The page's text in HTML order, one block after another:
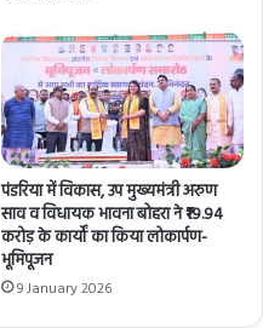
पंडरिया में विकास, उप मुख्यमंत्री अरुण
साव व विधायक भावना बोहरा ने ₹19.94
करोड़ के कार्यों का किया लोकार्पण-
भूमिपूजन
9 January 2026